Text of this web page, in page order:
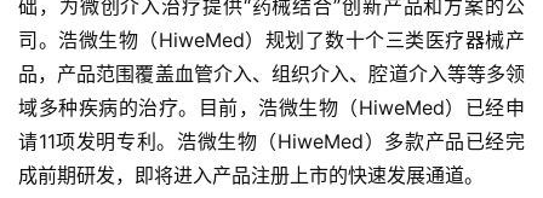
首
页
融
资
报
础，为微创介入治疗提供“药械结合”创新产品和方案的公
司。浩微生物（HiweMed）规划了数十个三类医疗器械产
品，产品范围覆盖血管介入、组织介入、腔道介入等等多领
域多种疾病的治疗。目前，浩微生物（HiweMed）已经申
请11项发明专利。浩微生物（HiweMed）多款产品已经完
成前期研发，即将进入产品注册上市的快速发展通道。